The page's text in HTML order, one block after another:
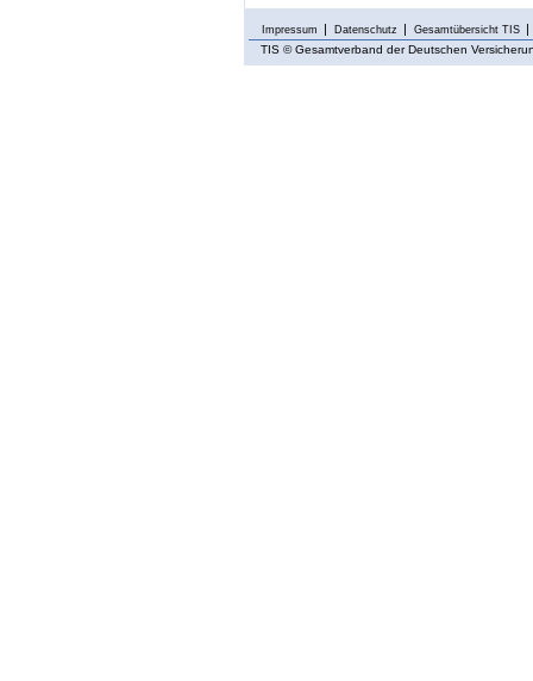
Impressum Datenschutz Gesamtübersicht TIS
TIS © Gesamtverband der Deutschen